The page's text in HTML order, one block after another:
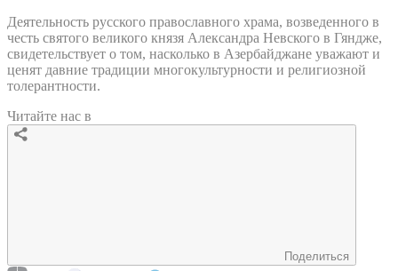
Деятельность русского православного храма, возведенного в
честь святого великого князя Александра Невского в Гяндже,
свидетельствует о том, насколько в Азербайджане уважают и
ценят давние традиции многокультурности и религиозной
толерантности.
Читайте нас в
Поделиться